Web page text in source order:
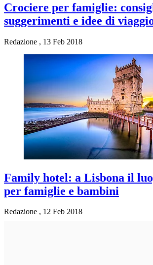
Crociere per famiglie:
suggerimenti e idee di
Redazione , 13 Feb 2018
Family hotel: a Lisbona il
per famiglie e bambini
Redazione , 12 Feb 2018